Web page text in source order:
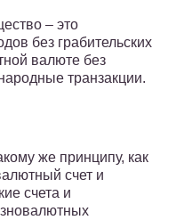
– это
без грабительских
валюте без
транзакции.
же принципу, как
счет и
счета и